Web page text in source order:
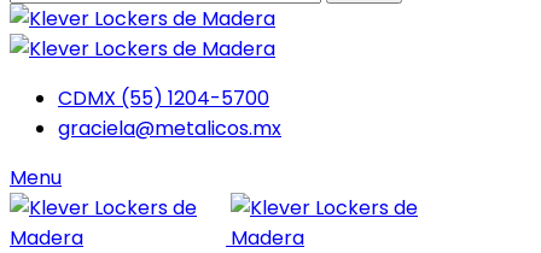
CDMX (55) 1204-5700
graciela@metalicos.mx
Menu